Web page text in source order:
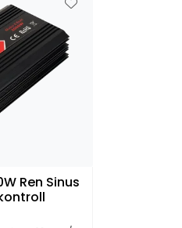
Ren Sinus